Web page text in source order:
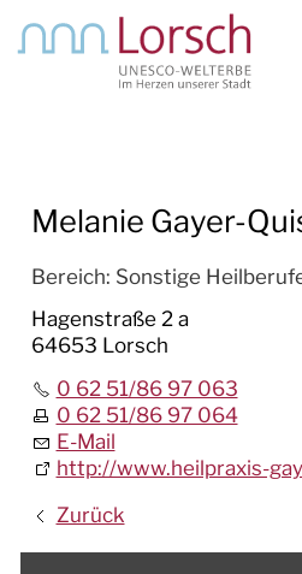
RATHAUS & SERVICE
BAUEN & UMWELT
LEBEN IN LORSCH
KULTUR
TOURISMUS
Melanie Gayer-
Bereich: Sonstige
Hagenstraße 2 a
64653 Lorsch
0 62 51/86 97 063
0 62 51/86 97 064
E-Mail
http://www.heilpraxis-
Zurück